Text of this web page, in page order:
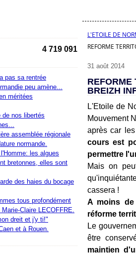
4 719 091
pas sa rentrée
peu amène...
méritées
de nos libertés
assemblée régionale
normande.
les algues
bretonnes, elles sont
des haies du bocage
tous profondément
Claire LECOFFRE.
dreit et j'y ti!"
et à Rouen.
L'ETOILE DE
REFORME
31 août 2014
REFORME
BREIZH
L'Etoile de
Mouvement
après car
cours est
permettre
Mais on
cassera !
A moins
réforme
Le
être
maintien